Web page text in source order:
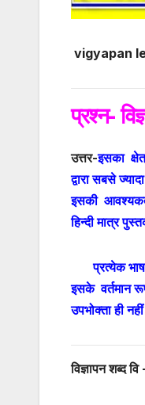
vigyapan
प्रश्न-
उत्तर-इसका
द्वारा सबसे
इसकी
हिन्दी मात्र
प्रत्येक भाषा
इसके वर्तमान
उपभोक्ता ही
विज्ञापन शब्द